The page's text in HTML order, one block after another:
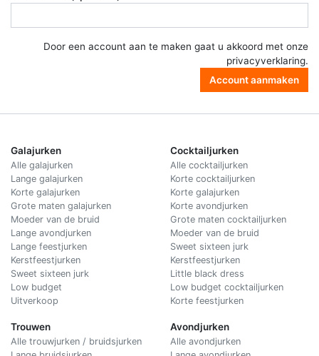
Door een account aan te maken gaat u akkoord met onze
privacyverklaring.
Account aanmaken
Galajurken
Alle galajurken
Lange galajurken
Korte galajurken
Grote maten galajurken
Moeder van de bruid
Lange avondjurken
Lange feestjurken
Kerstfeestjurken
Sweet sixteen jurk
Low budget
Uitverkoop
Trouwen
Alle trouwjurken / bruidsjurken
Cocktailjurken
Alle cocktailjurken
Korte cocktailjurken
Korte galajurken
Korte avondjurken
Grote maten cocktailjurken
Moeder van de bruid
Sweet sixteen jurk
Kerstfeestjurken
Little black dress
Low budget cocktailjurken
Korte feestjurken
Avondjurken
Alle avondjurken